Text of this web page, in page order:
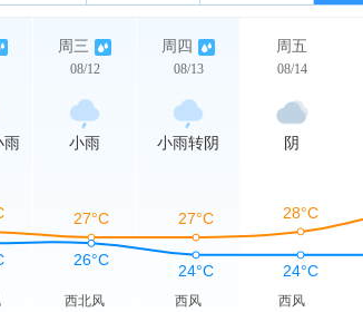
雨
周三
08/12
小雨
西北风
周四
08/13
小雨转阴
西风
周五
08/14
阴
西风